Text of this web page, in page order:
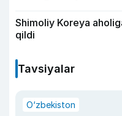
Shimoliy Koreya
qildi
Tavsiyalar
O‘zbekiston